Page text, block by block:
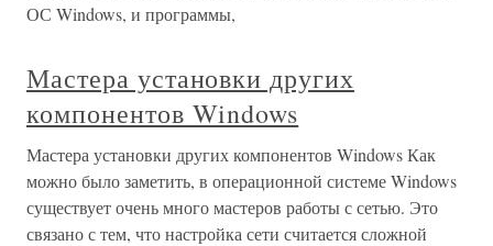
ОС Windows, и программы,
Мастера установки других
компонентов Windows
Мастера установки других компонентов Windows Как
можно было заметить, в операционной системе Windows
существует очень много мастеров работы с сетью. Это
связано с тем, что настройка сети считается сложной